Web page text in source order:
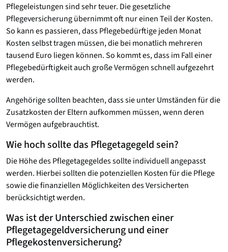
Pflegeleistungen sind sehr teuer. Die gesetzliche
Pflegeversicherung übernimmt oft nur einen Teil der Kosten.
So kann es passieren, dass Pflegebedürftige jeden Monat
Kosten selbst tragen müssen, die bei monatlich mehreren
tausend Euro liegen können. So kommt es, dass im Fall einer
Pflegebedürftigkeit auch große Vermögen schnell aufgezehrt
werden.
Angehörige sollten beachten, dass sie unter Umständen für die
Zusatzkosten der Eltern aufkommen müssen, wenn deren
Vermögen aufgebrauchtist.
Wie hoch sollte das Pflegetagegeld sein?
Die Höhe des Pflegetagegeldes sollte individuell angepasst
werden. Hierbei sollten die potenziellen Kosten für die Pflege
sowie die finanziellen Möglichkeiten des Versicherten
berücksichtigt werden.
Was ist der Unterschied zwischen einer
Pflegetagegeld­versicherung und einer
Pflegekosten­versicherung?